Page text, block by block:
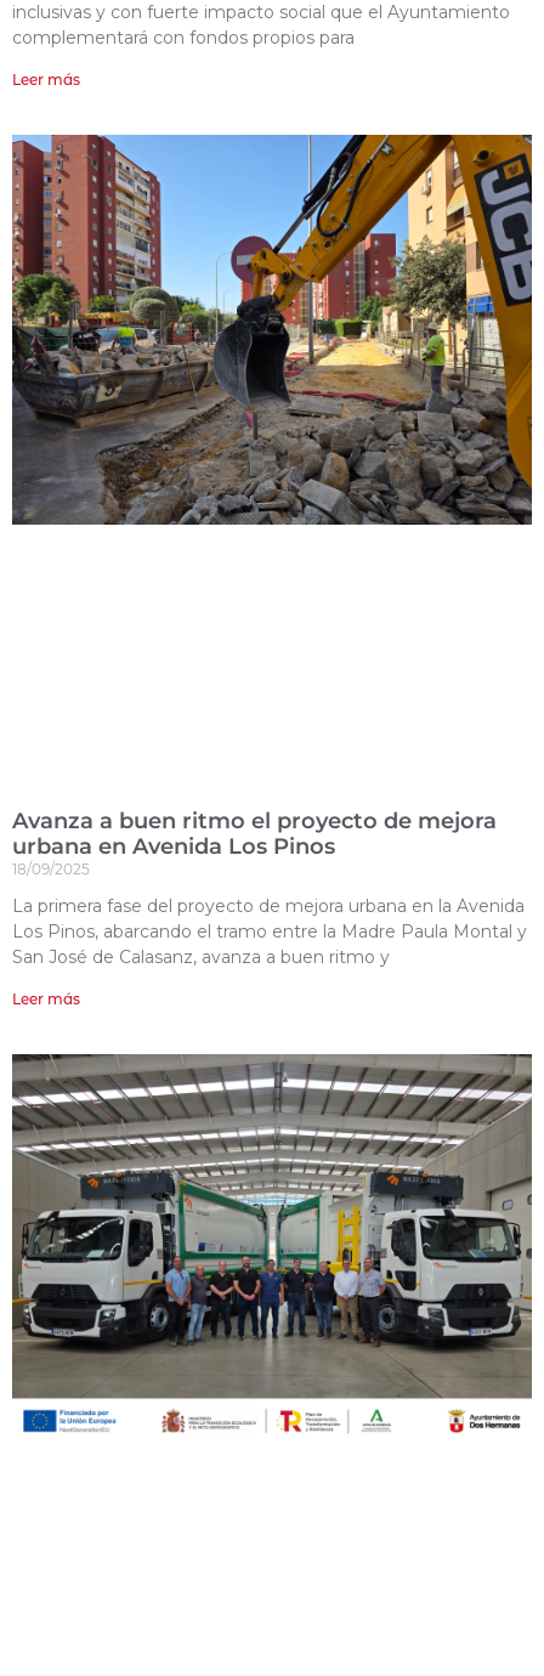
inclusivas y con fuerte impacto social que el Ayuntamiento
complementará con fondos propios para
Leer más
Avanza a buen ritmo el proyecto de mejora
urbana en Avenida Los Pinos
18/09/2025
La primera fase del proyecto de mejora urbana en la Avenida
Los Pinos, abarcando el tramo entre la Madre Paula Montal y
San José de Calasanz, avanza a buen ritmo y
Leer más